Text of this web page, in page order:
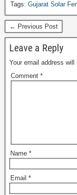
Tags: Gujarat Solar
← Previous Post
Leave a Reply
Your email address will
Comment *
Name *
Email *